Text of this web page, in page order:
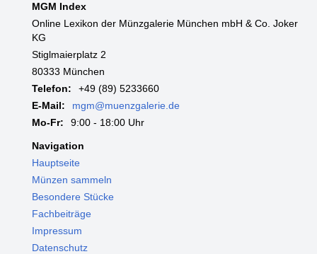
MGM Index
Online Lexikon der Münzgalerie München mbH & Co. Joker
KG
Stiglmaierplatz 2
80333 München
Telefon:
+49 (89) 5233660
E-Mail:
mgm@muenzgalerie.de
Mo-Fr:
9:00 - 18:00 Uhr
Navigation
Hauptseite
Münzen sammeln
Besondere Stücke
Fachbeiträge
Impressum
Datenschutz